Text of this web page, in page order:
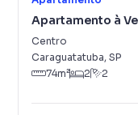
Apartamento à
Centro
Caraguatatuba, SP
74m² 2 2